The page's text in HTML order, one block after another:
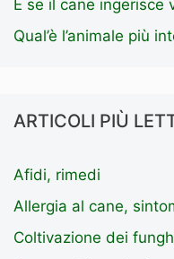
E se il cane ingerisce
Qual’è l’animale più
ARTICOLI PIÙ
Afidi, rimedi
Allergia al cane,
Coltivazione dei